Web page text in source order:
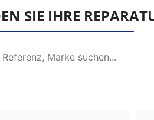
SIE IHRE